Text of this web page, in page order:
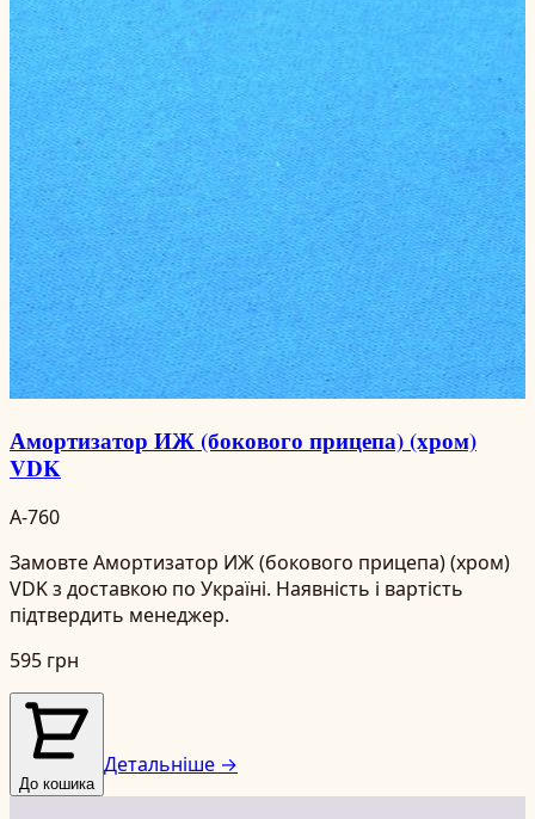
Амортизатор ИЖ (бокового прицепа) (хром)
VDK
A-760
Замовте Амортизатор ИЖ (бокового прицепа) (хром)
VDK з доставкою по Україні. Наявність і вартість
підтвердить менеджер.
595 грн
До кошика
Детальніше →